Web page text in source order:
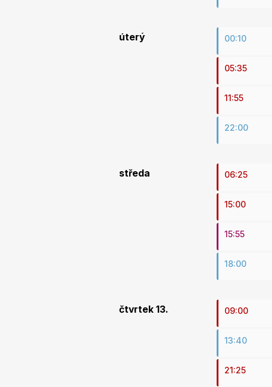
úterý 00:10
05:35
11:55
22:00
středa 06:25
15:00
15:55
18:00
čtvrtek 13. 09:00
13:40
21:25